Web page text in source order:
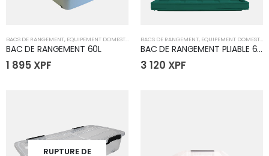
BACS DE RANGEMENT, EQUIPEMENT DOMESTIQUE
BAC DE RANGEMENT 60L
1 895 XPF
BACS DE RANGEMENT, EQUIPEMENT DOMESTIQUE
BAC DE RANGEMENT PLIABLE 64L
3 120 XPF
RUPTURE DE